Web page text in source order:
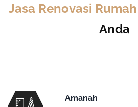
Jasa Renovasi
Anda
Amanah